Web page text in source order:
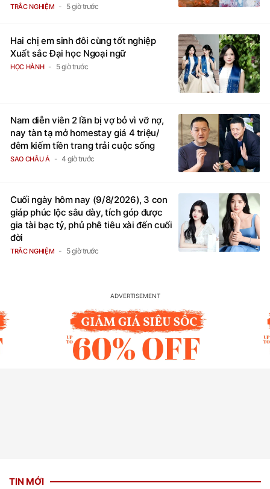
TRẮC NGHIỆM 5 giờ trước
Hai chị em sinh đôi cùng tốt nghiệp
Xuất sắc Đại học Ngoại ngữ
HỌC HÀNH 5 giờ trước
Nam diễn viên 2 lần bị vợ bỏ vì vỡ nợ,
nay tàn tạ mở homestay giá 4 triệu/
đêm kiếm tiền trang trải cuộc sống
SAO CHÂU Á 4 giờ trước
Cuối ngày hôm nay (9/8/2026), 3 con
giáp phúc lộc sâu dày, tích góp được
gia tài bạc tỷ, phủ phê tiêu xài đến cuối
đời
TRẮC NGHIỆM 5 giờ trước
TIN MỚI